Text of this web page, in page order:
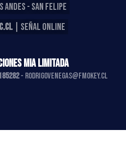
ANDES - SAN FELIPE
| SEÑAL ONLINE
MIA LIMITADA
- rodrigovenegas@fmokey.cl